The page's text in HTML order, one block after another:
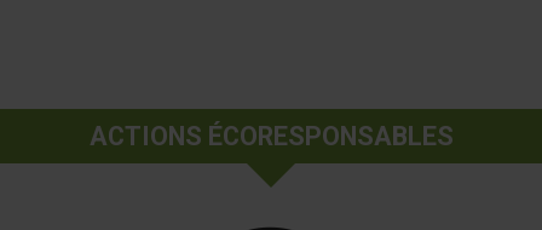
ACTIONS ÉCORESPONSABLES